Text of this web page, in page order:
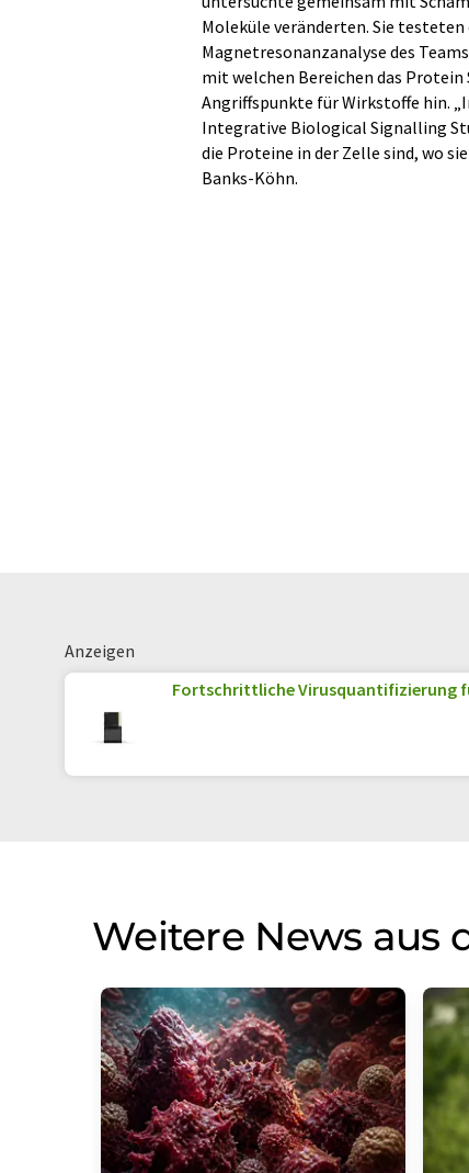
Moleküle veränderten. Sie
Magnetresonanzanalyse des
mit welchen Bereichen das Protein
Angriffspunkte für Wirkstoffe hin.
Integrative Biological Signalling
die Proteine in der Zelle sind, wo
Banks-Köhn.
Anzeigen
Fortschrittliche Virusquantifizierung
Weitere News aus